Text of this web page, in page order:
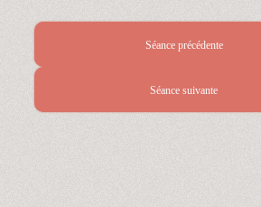
Séance précédente
Séance suivante